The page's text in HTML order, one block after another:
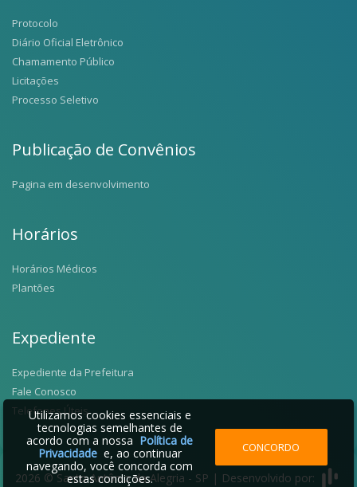
Protocolo
Diário Oficial Eletrônico
Chamamento Público
Licitações
Processo Seletivo
Publicação de Convênios
Pagina em desenvolvimento
Horários
Horários Médicos
Plantões
Expediente
Expediente da Prefeitura
Fale Conosco
Telefones Úteis
2026 © Santo Antônio da Alegria - SP | Desenvolvido por:
Utilizamos cookies essenciais e
tecnologias semelhantes de
acordo com a nossa Política de
Privacidadee, ao continuar
navegando, você concorda com
estas condições.
CONCORDO